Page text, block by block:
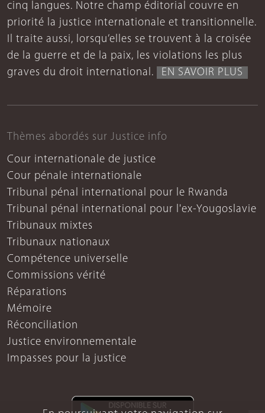
cinq langues. Notre champ éditorial couvre en
priorité la justice internationale et transitionnelle.
Il traite aussi, lorsqu’elles se trouvent à la croisée
de la guerre et de la paix, les violations les plus
graves du droit international.
EN SAVOIR PLUS
Thèmes abordés sur Justice info
Cour internationale de justice
Cour pénale internationale
Tribunal pénal international pour le Rwanda
Tribunal pénal international pour l'ex-Yougoslavie
Tribunaux mixtes
Tribunaux nationaux
Compétence universelle
Commissions vérité
Réparations
Mémoire
Réconciliation
Justice environnementale
Impasses pour la justice